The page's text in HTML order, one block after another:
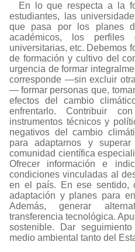
En lo que respecta a la
estudiantes, las
que pasa por los planes
académicos, los
universitarias, etc. Debemos
de formación y cultivo del
urgencia de formar
corresponde —sin excluir
— formar personas que,
efectos del cambio
enfrentarlo. Contribuir
instrumentos técnicos y
negativos del cambio
para adaptarnos y
comunidad científica
Ofrecer información e
condiciones vinculadas al
en el país. En ese sentido,
adaptación y planes para
Además, generar
transferencia tecnológica.
sostenible. Dar
medio ambiental tanto del